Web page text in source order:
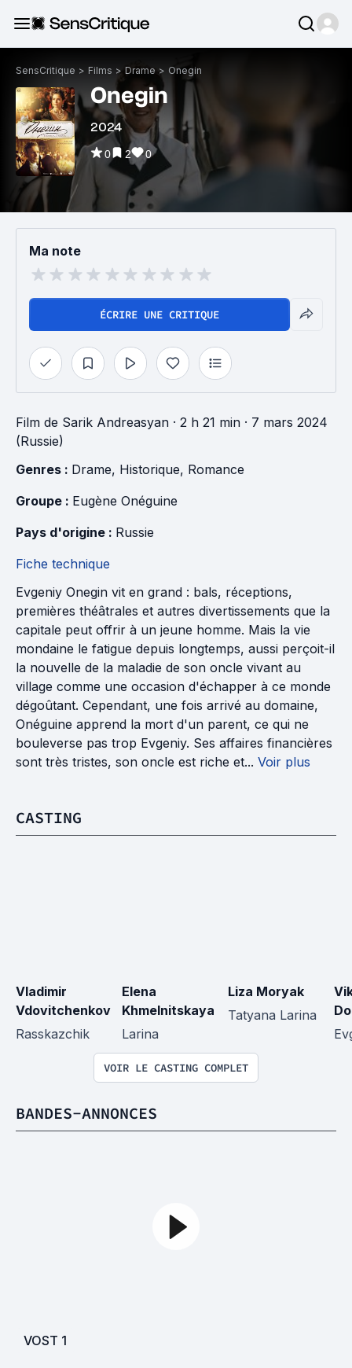
SensCritique > Films > Drame > Onegin
Onegin
2024
0 2 0
Ma note
ÉCRIRE UNE CRITIQUE
Film de Sarik Andreasyan · 2 h 21 min · 7 mars 2024
(Russie)
Genres : Drame, Historique, Romance
Groupe : Eugène Onéguine
Pays d'origine : Russie
Fiche technique
Evgeniy Onegin vit en grand : bals, réceptions,
premières théâtrales et autres divertissements que la
capitale peut offrir à un jeune homme. Mais la vie
mondaine le fatigue depuis longtemps, aussi perçoit-il
la nouvelle de la maladie de son oncle vivant au
village comme une occasion d'échapper à ce monde
dégoûtant. Cependant, une fois arrivé au domaine,
Onéguine apprend la mort d'un parent, ce qui ne
bouleverse pas trop Evgeniy. Ses affaires financières
sont très tristes, son oncle est riche et... Voir plus
CASTING
Vladimir
Vdovitchenkov
Rasskazchik
Elena
Khmelnitskaya
Larina
Liza Moryak
Tatyana Larina
VOIR LE CASTING COMPLET
BANDES-ANNONCES
VOST 1